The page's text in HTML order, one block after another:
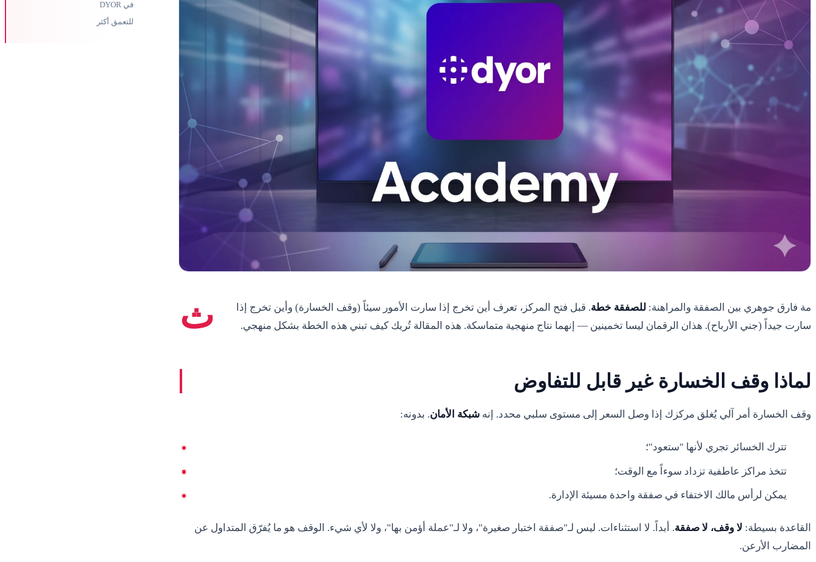
ث مة فارق جوهري بين الصفقة والمراهنة: للصفقة خطة. قبل فتح المركز، تعرف أين تخرج إذا سارت الأمور سيئاً (وقف الخسارة) وأين تخرج إذا
سارت جيداً (جني الأرباح). هذان الرقمان ليسا تخمينين — إنهما نتاج منهجية متماسكة. هذه المقالة تُريك كيف تبني هذه الخطة بشكل منهجي.
لماذا وقف الخسارة غير قابل للتفاوض
وقف الخسارة أمر آلي يُغلق مركزك إذا وصل السعر إلى مستوى سلبي محدد. إنه شبكة الأمان. بدونه:
تترك الخسائر تجري لأنها "ستعود"؛
تتخذ مراكز عاطفية تزداد سوءاً مع الوقت؛
يمكن لرأس مالك الاختفاء في صفقة واحدة مسيئة الإدارة.
القاعدة بسيطة: لا وقف، لا صفقة. أبداً. لا استثناءات. ليس لـ"صفقة اختبار صغيرة"، ولا لـ"عملة أؤمن بها"، ولا لأي شيء. الوقف هو ما يُفرّق المتداول عن
المضارب الأرعن.
في DYOR
للتعمق أكثر